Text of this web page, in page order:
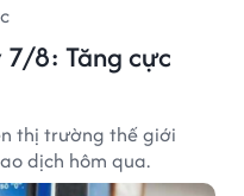
7/8: Tăng cực
thị trường thế giới
dịch hôm qua.